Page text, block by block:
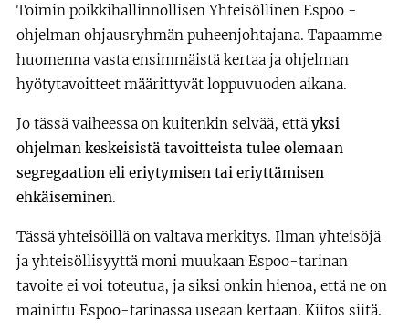
Toimin poikkihallinnollisen Yhteisöllinen Espoo -
ohjelman ohjausryhmän puheenjohtajana. Tapaamme
huomenna vasta ensimmäistä kertaa ja ohjelman
hyötytavoitteet määrittyvät loppuvuoden aikana.
Jo tässä vaiheessa on kuitenkin selvää, että yksi
ohjelman keskeisistä tavoitteista tulee olemaan
segregaation eli eriytymisen tai eriyttämisen
ehkäiseminen.
Tässä yhteisöillä on valtava merkitys. Ilman yhteisöjä
ja yhteisöllisyyttä moni muukaan Espoo-tarinan
tavoite ei voi toteutua, ja siksi onkin hienoa, että ne on
mainittu Espoo-tarinassa useaan kertaan. Kiitos siitä.